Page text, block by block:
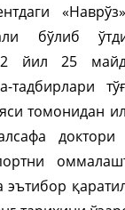
бўлиб
йил 25
томонидан
доктори
эътибор